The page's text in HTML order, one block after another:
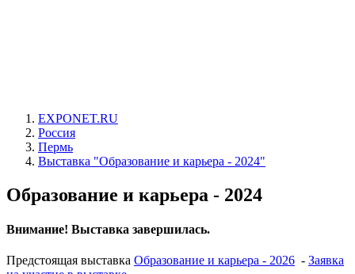
EXPONET.RU
Россия
Пермь
Выставка "Образование и карьера - 2024"
Образование и карьера - 2024
Внимание! Выставка завершилась.
Предстоящая выставка Образование и карьера - 2026 - Заявка